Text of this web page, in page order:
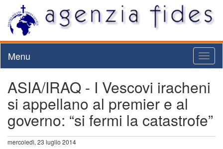
Menu
ASIA/IRAQ - I Vescovi iracheni
si appellano al premier e al
governo: “si fermi la catastrofe”
mercoledì, 23 luglio 2014